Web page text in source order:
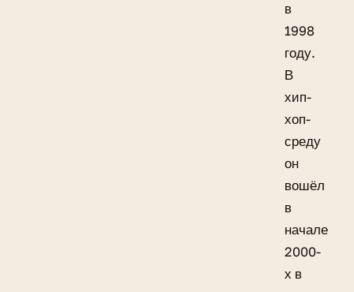
в
1998
году.
В
хип-
хоп-
среду
он
вошёл
в
начале
2000-
х в